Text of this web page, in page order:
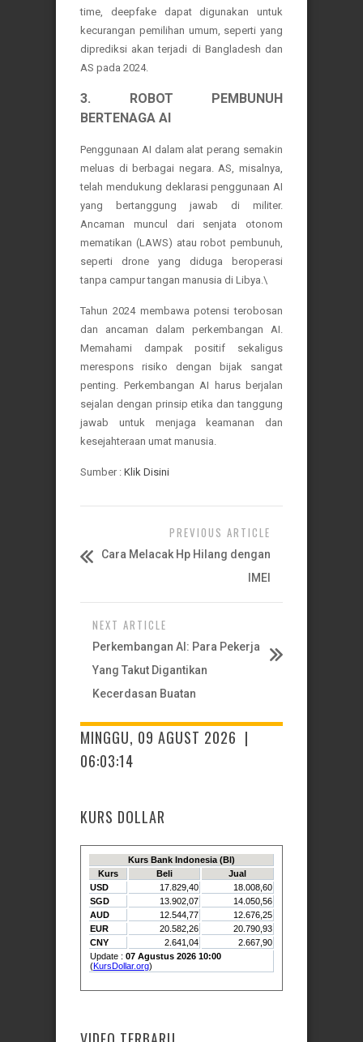
time, deepfake dapat digunakan untuk
kecurangan pemilihan umum, seperti yang
diprediksi akan terjadi di Bangladesh dan
AS pada 2024.
3. ROBOT PEMBUNUH
BERTENAGA AI
Penggunaan AI dalam alat perang semakin
meluas di berbagai negara. AS, misalnya,
telah mendukung deklarasi penggunaan AI
yang bertanggung jawab di militer.
Ancaman muncul dari senjata otonom
mematikan (LAWS) atau robot pembunuh,
seperti drone yang diduga beroperasi
tanpa campur tangan manusia di Libya.\
Tahun 2024 membawa potensi terobosan
dan ancaman dalam perkembangan AI.
Memahami dampak positif sekaligus
merespons risiko dengan bijak sangat
penting. Perkembangan AI harus berjalan
sejalan dengan prinsip etika dan tanggung
jawab untuk menjaga keamanan dan
kesejahteraan umat manusia.
Sumber : Klik Disini
PREVIOUS ARTICLE
Cara Melacak Hp Hilang dengan
IMEI
NEXT ARTICLE
Perkembangan AI: Para Pekerja
Yang Takut Digantikan
Kecerdasan Buatan
MINGGU, 09 AGUST 2026 |
06:03:15
KURS DOLLAR